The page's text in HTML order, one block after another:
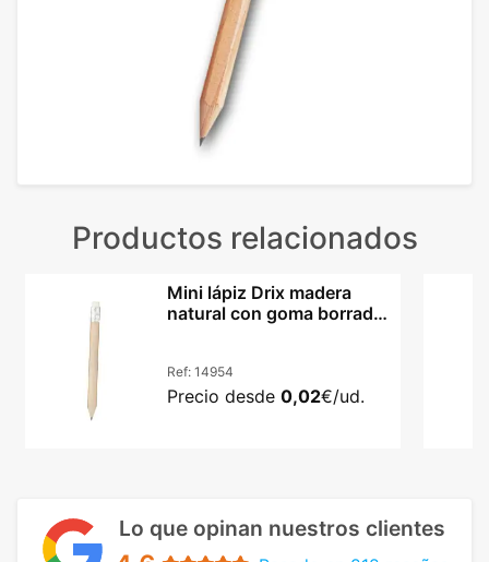
Productos relacionados
Mini lápiz Drix madera
natural con goma borrador
Ref: 14954
Precio desde 0,02€/ud.
Lo que opinan nuestros clientes